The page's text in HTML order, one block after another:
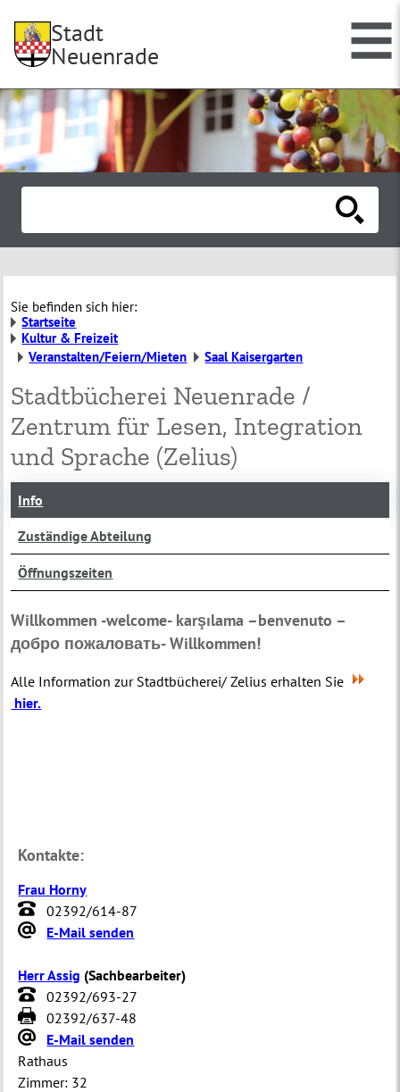
Stadt
Neuenrade
Sie befinden sich hier:
Startseite
Kultur & Freizeit
Veranstalten/Feiern/Mieten
Saal Kaisergarten
Stadtbücherei Neuenrade /
Zentrum für Lesen, Integration
und Sprache (Zelius)
Info
Zuständige Abteilung
Öffnungszeiten
Willkommen -welcome- karşılama –benvenuto –
добро пожаловать- Willkommen!
Alle Information zur Stadtbücherei/ Zelius erhalten Sie
hier.
Kontakte:
Frau Horny
02392/614-87
E-Mail senden
Herr Assig (Sachbearbeiter)
02392/693-27
02392/637-48
E-Mail senden
Rathaus
Zimmer: 32